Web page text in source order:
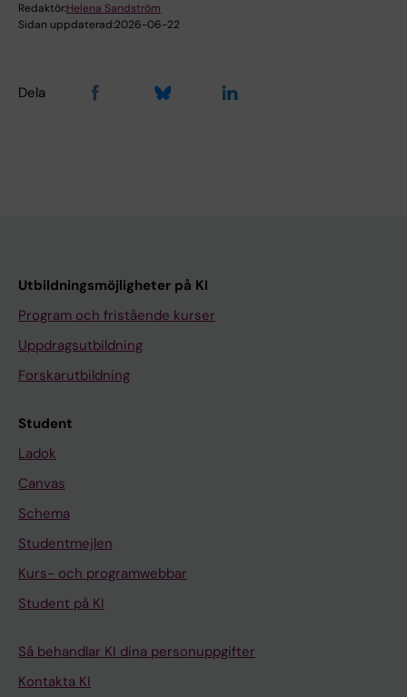
Redaktör:Helena Sandström
Sidan uppdaterad:2026-06-22
Dela
Utbildningsmöjligheter på KI
Program och fristående kurser
Uppdragsutbildning
Forskarutbildning
Student
Ladok
Canvas
Schema
Studentmejlen
Kurs- och programwebbar
Student på KI
Så behandlar KI dina personuppgifter
Kontakta KI